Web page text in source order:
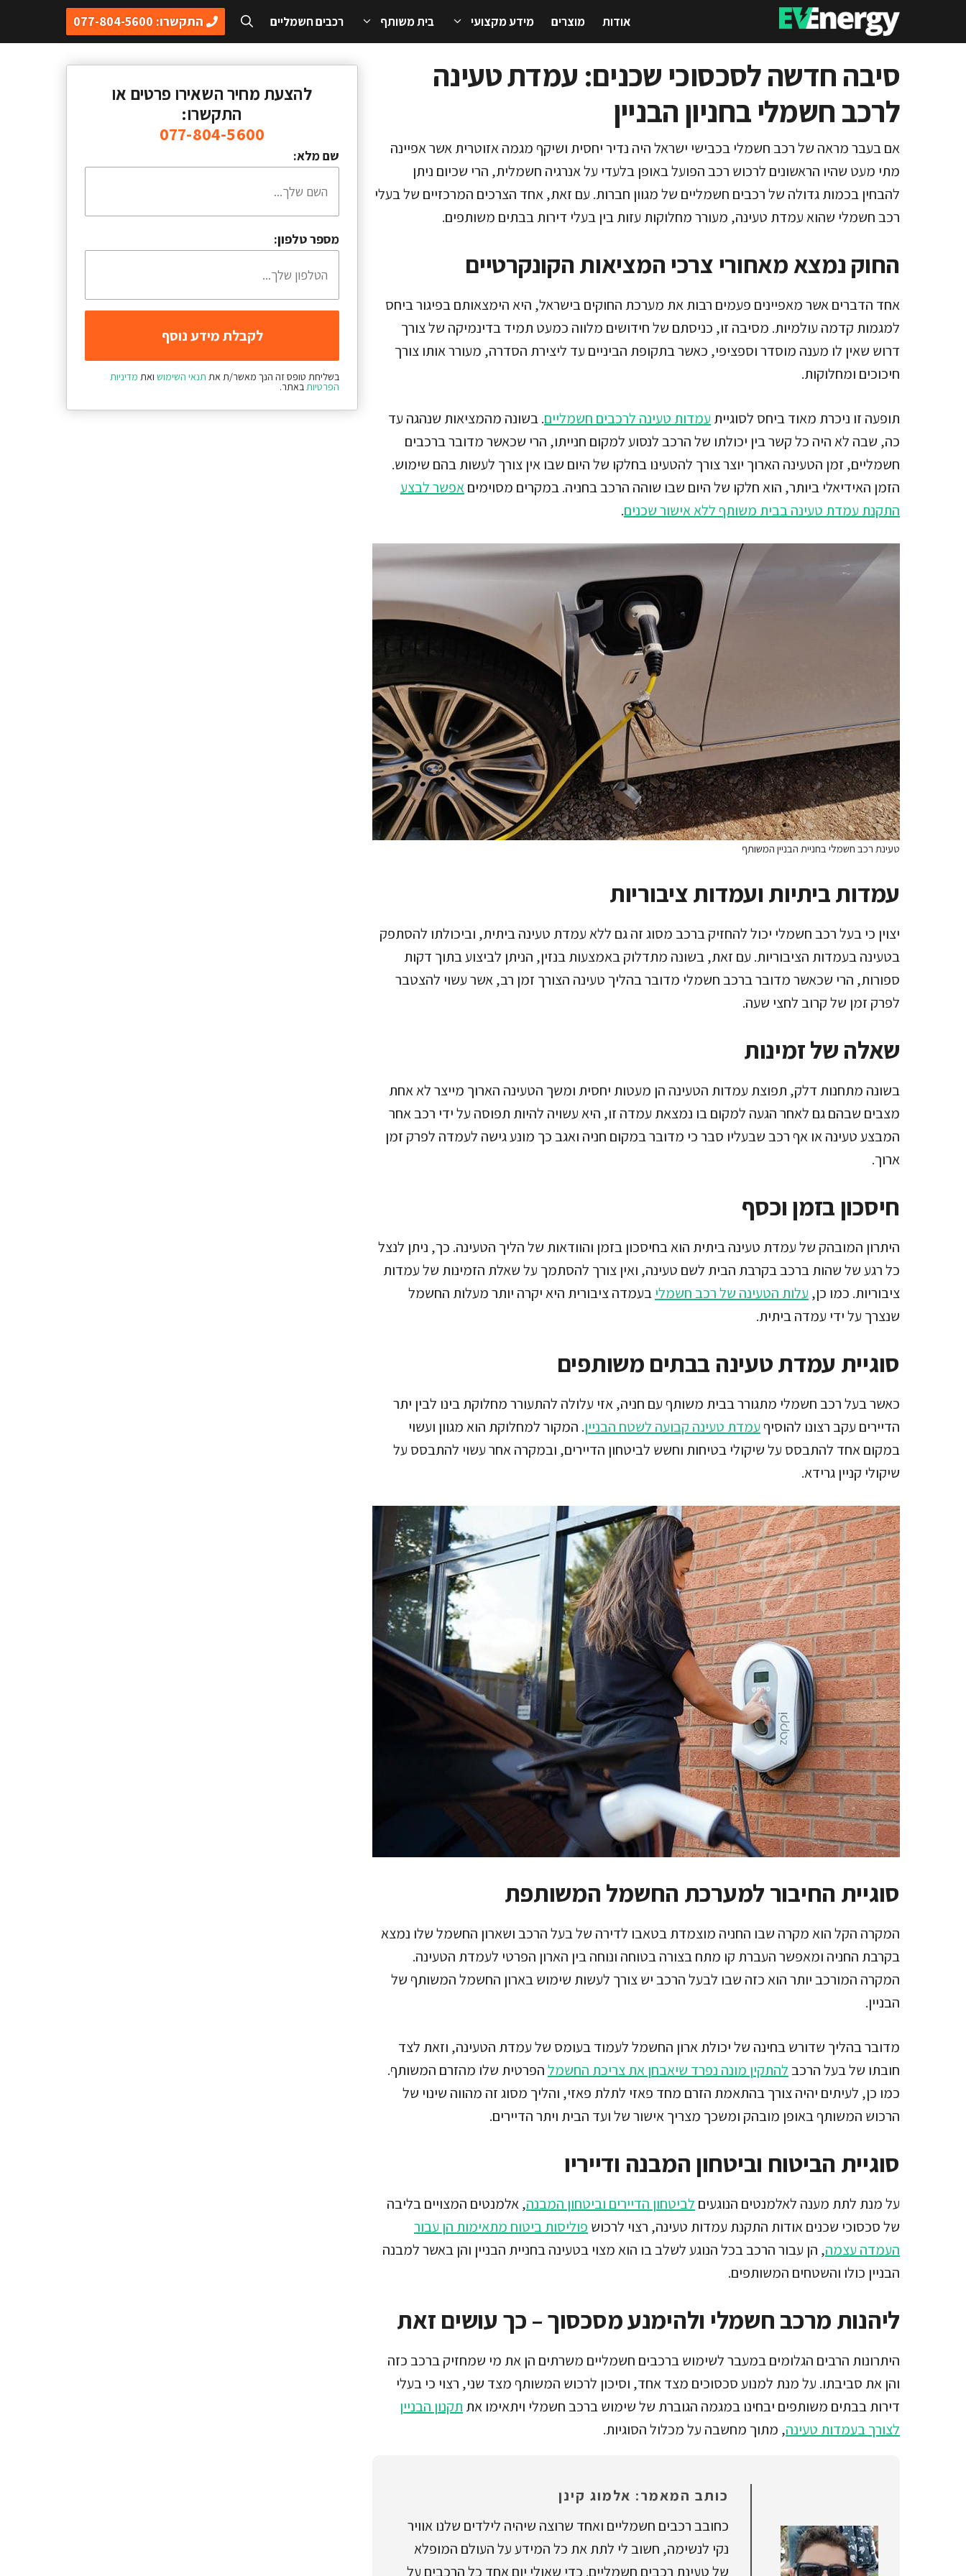
אודות מוצרים מידע מקצועי בית משותף רכבים חשמליים התקשרו: 077-804-5600
סיבה חדשה לסכסוכי שכנים: עמדת טעינה
לרכב חשמלי בחניון הבניין
אם בעבר מראה של רכב חשמלי בכבישי ישראל היה נדיר יחסית ושיקף מגמה אזוטרית אשר אפיינה
מתי מעט שהיו הראשונים לרכוש רכב הפועל באופן בלעדי על אנרגיה חשמלית, הרי שכיום ניתן
להבחין בכמות גדולה של רכבים חשמליים של מגוון חברות. עם זאת, אחד הצרכים המרכזיים של בעלי
רכב חשמלי שהוא עמדת טעינה, מעורר מחלוקות עזות בין בעלי דירות בבתים משותפים.
החוק נמצא מאחורי צרכי המציאות הקונקרטיים
אחד הדברים אשר מאפיינים פעמים רבות את מערכת החוקים בישראל, היא הימצאותם בפיגור ביחס
למגמות קדמה עולמיות. מסיבה זו, כניסתם של חידושים מלווה כמעט תמיד בדינמיקה של צורך
דרוש שאין לו מענה מוסדר וספציפי, כאשר בתקופת הביניים עד ליצירת הסדרה, מעורר אותו צורך
חיכוכים ומחלוקות.
תופעה זו ניכרת מאוד ביחס לסוגיית עמדות טעינה לרכבים חשמליים. בשונה מהמציאות שנהגה עד
כה, שבה לא היה כל קשר בין יכולתו של הרכב לנסוע למקום חנייתו, הרי שכאשר מדובר ברכבים
חשמליים, זמן הטעינה הארוך יוצר צורך להטעינו בחלקו של היום שבו אין צורך לעשות בהם שימוש.
הזמן האידיאלי ביותר, הוא חלקו של היום שבו שוהה הרכב בחניה. במקרים מסוימיםאפשר לבצע
התקנת עמדת טעינה בבית משותף ללא אישור שכנים.
טעינת רכב חשמלי בחניית הבניין המשותף
עמדות ביתיות ועמדות ציבוריות
יצוין כי בעל רכב חשמלי יכול להחזיק ברכב מסוג זה גם ללא עמדת טעינה ביתית, וביכולתו להסתפק
בטעינה בעמדות הציבוריות. עם זאת, בשונה מתדלוק באמצעות בנזין, הניתן לביצוע בתוך דקות
ספורות, הרי שכאשר מדובר ברכב חשמלי מדובר בהליך טעינה הצורך זמן רב, אשר עשוי להצטבר
לפרק זמן של קרוב לחצי שעה.
שאלה של זמינות
בשונה מתחנות דלק, תפוצת עמדות הטעינה הן מעטות יחסית ומשך הטעינה הארוך מייצר לא אחת
מצבים שבהם גם לאחר הגעה למקום בו נמצאת עמדה זו, היא עשויה להיות תפוסה על ידי רכב אחר
המבצע טעינה או אף רכב שבעליו סבר כי מדובר במקום חניה ואגב כך מונע גישה לעמדה לפרק זמן
ארוך.
חיסכון בזמן וכסף
היתרון המובהק של עמדת טעינה ביתית הוא בחיסכון בזמן והוודאות של הליך הטעינה. כך, ניתן לנצל
כל רגע של שהות ברכב בקרבת הבית לשם טעינה, ואין צורך להסתמך על שאלת הזמינות של עמדות
ציבוריות. כמו כן, עלות הטעינה של רכב חשמליבעמדה ציבורית היא יקרה יותר מעלות החשמל
שנצרך על ידי עמדה ביתית.
סוגיית עמדת טעינה בבתים משותפים
כאשר בעל רכב חשמלי מתגורר בבית משותף עם חניה, אזי עלולה להתעורר מחלוקת בינו לבין יתר
הדיירים עקב רצונו להוסיףעמדת טעינה קבועה לשטח הבניין. המקור למחלוקת הוא מגוון ועשוי
במקום אחד להתבסס על שיקולי בטיחות וחשש לביטחון הדיירים, ובמקרה אחר עשוי להתבסס על
שיקולי קניין גרידא.
סוגיית החיבור למערכת החשמל המשותפת
המקרה הקל הוא מקרה שבו החניה מוצמדת בטאבו לדירה של בעל הרכב ושארון החשמל שלו נמצא
בקרבת החניה ומאפשר העברת קו מתח בצורה בטוחה ונוחה בין הארון הפרטי לעמדת הטעינה.
המקרה המורכב יותר הוא כזה שבו לבעל הרכב יש צורך לעשות שימוש בארון החשמל המשותף של
הבניין.
מדובר בהליך שדורש בחינה של יכולת ארון החשמל לעמוד בעומס של עמדת הטעינה, וזאת לצד
חובתו של בעל הרכב להתקין מונה נפרד שיאבחן את צריכת החשמלהפרטית שלו מהזרם המשותף.
כמו כן, לעיתים יהיה צורך בהתאמת הזרם מחד פאזי לתלת פאזי, והליך מסוג זה מהווה שינוי של
הרכוש המשותף באופן מובהק ומשכך מצריך אישור של ועד הבית ויתר הדיירים.
סוגיית הביטוח וביטחון המבנה ודייריו
על מנת לתת מענה לאלמנטים הנוגעים לביטחון הדיירים וביטחון המבנה, אלמנטים המצויים בליבה
של סכסוכי שכנים אודות התקנת עמדות טעינה, רצוי לרכוש פוליסות ביטוח מתאימות הן עבור
העמדה עצמה, הן עבור הרכב בכל הנוגע לשלב בו הוא מצוי בטעינה בחניית הבניין והן באשר למבנה
הבניין כולו והשטחים המשותפים.
ליהנות מרכב חשמלי ולהימנע מסכסוך – כך עושים זאת
היתרונות הרבים הגלומים במעבר לשימוש ברכבים חשמליים משרתים הן את מי שמחזיק ברכב כזה
והן את סביבתו. על מנת למנוע סכסוכים מצד אחד, וסיכון לרכוש המשותף מצד שני, רצוי כי בעלי
דירות בבתים משותפים יבחינו במגמה הגוברת של שימוש ברכב חשמלי ויתאימו את תקנון הבניין
לצורך בעמדות טעינה, מתוך מחשבה על מכלול הסוגיות.
כותב המאמר: אלמוג קינן
כחובב רכבים חשמליים ואחד שרוצה שיהיה לילדים שלנו אוויר
נקי לנשימה, חשוב לי לתת את כל המידע על העולם המופלא
של טעינת רכבים חשמליים. כדי שאולי יום אחד כל הרכבים על
להצעת מחיר השאירו פרטים או
התקשרו:
077-804-5600
שם מלא:
מספר טלפון:
בשליחת טופס זה הנך מאשר/ת את תנאי השימוש ואת מדיניות
הפרטיותבאתר.